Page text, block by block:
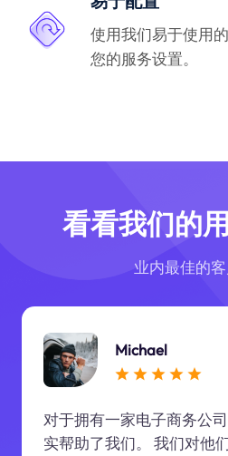
使用我们易于使用
您的服务设置。
看看我们的
业内最佳的
Michael
对于拥有一家电子商务公
实帮助了我们。 我们对他